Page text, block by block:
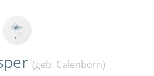
(geb. Calenborn)